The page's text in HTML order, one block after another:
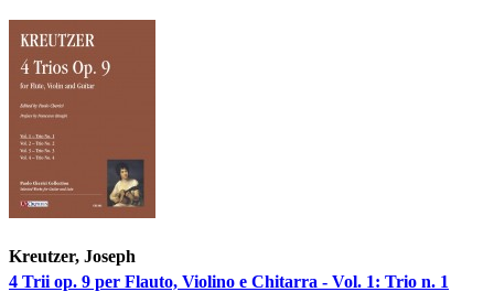
Kreutzer, Joseph
4 Trii op. 9 per Flauto, Violino e Chitarra - Vol. 1: Trio n. 1